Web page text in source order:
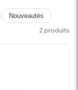
Nouveautés
2 produits